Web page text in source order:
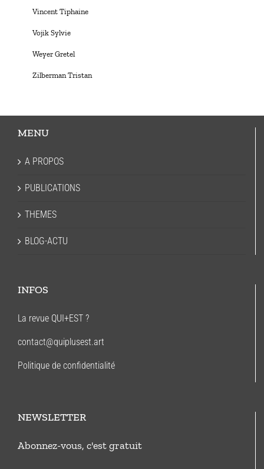
Vincent Tiphaine
Vojik Sylvie
Weyer Gretel
Zilberman Tristan
MENU
A PROPOS
PUBLICATIONS
THEMES
BLOG-ACTU
INFOS
La revue QUI+EST ?
contact@quiplusest.art
Politique de confidentialité
NEWSLETTER
Abonnez-vous, c'est gratuit